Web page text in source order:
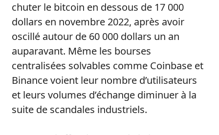
chuter le bitcoin en dessous de 17 000
dollars en novembre 2022, après avoir
oscillé autour de 60 000 dollars un an
auparavant. Même les bourses
centralisées solvables comme Coinbase et
Binance voient leur nombre d’utilisateurs
et leurs volumes d’échange diminuer à la
suite de scandales industriels.